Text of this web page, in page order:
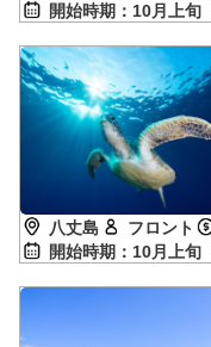
開始時期：10月上旬
八丈島 フロント
開始時期：10月上旬